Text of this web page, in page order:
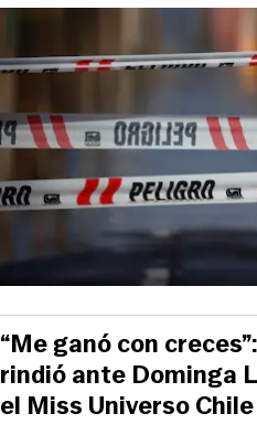
“Me ganó con
rindió ante Dominga
el Miss Universo Chile